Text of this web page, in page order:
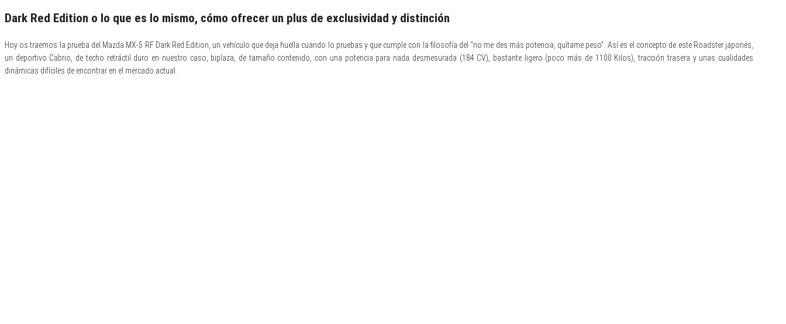
Dark Red Edition o lo que es lo mismo, cómo ofrecer un plus de exclusividad y distinción
Hoy os traemos la prueba del Mazda MX-5 RF Dark Red Edition, un vehículo que deja huella cuando lo pruebas y que cumple con la filosofía del “no me des más potencia, quítame peso”. Así es el concepto de este Roadster japonés,
un deportivo Cabrio, de techo retráctil duro en nuestro caso, biplaza, de tamaño contenido, con una potencia para nada desmesurada (184 CV), bastante ligero (poco más de 1100 Kilos), tracción trasera y unas cualidades
dinámicas difíciles de encontrar en el mercado actual.